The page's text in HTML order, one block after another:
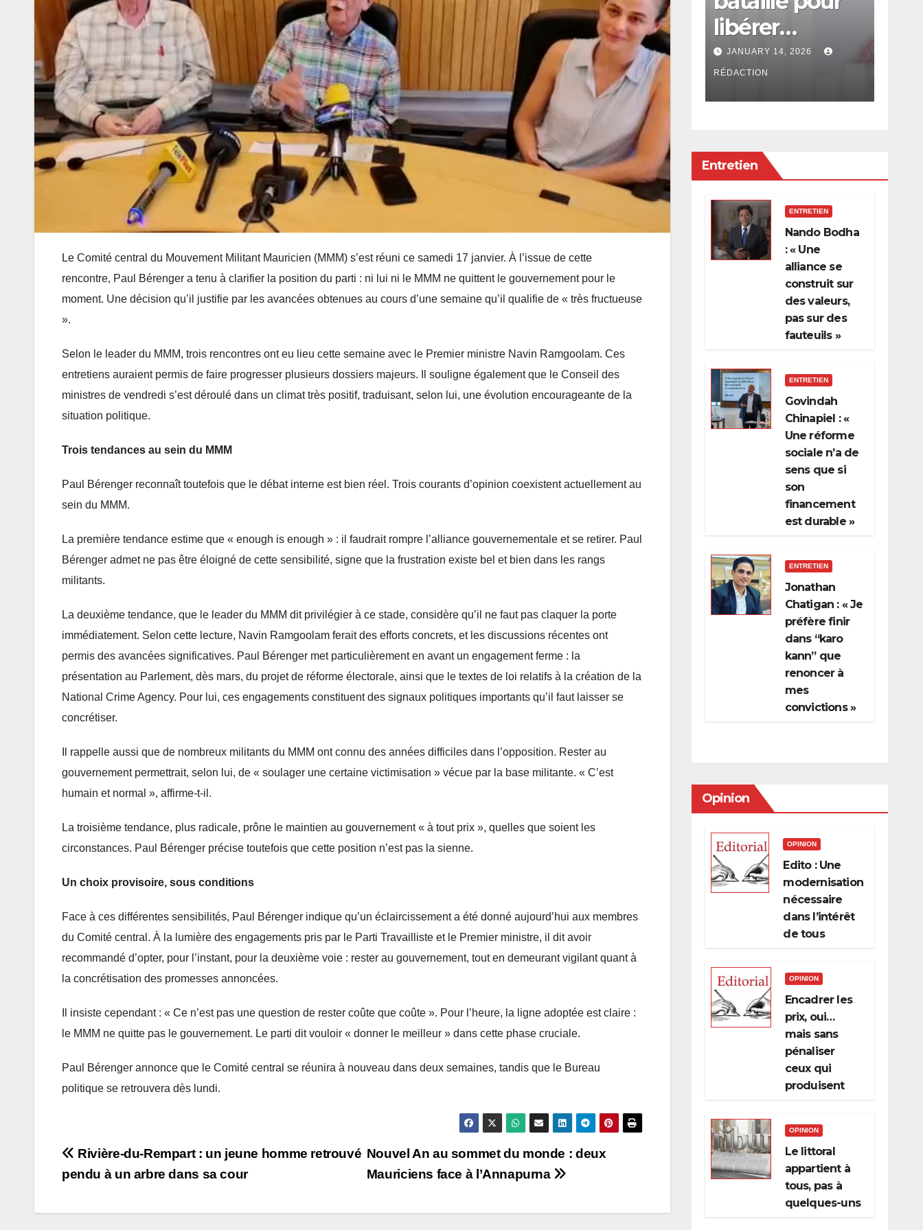
Le Comité central du Mouvement Militant Mauricien (MMM) s’est réuni ce samedi 17 janvier. À l’issue de cette
rencontre, Paul Bérenger a tenu à clarifier la position du parti : ni lui ni le MMM ne quittent le gouvernement pour le
moment. Une décision qu’il justifie par les avancées obtenues au cours d’une semaine qu’il qualifie de « très fructueuse
».
Selon le leader du MMM, trois rencontres ont eu lieu cette semaine avec le Premier ministre Navin Ramgoolam. Ces
entretiens auraient permis de faire progresser plusieurs dossiers majeurs. Il souligne également que le Conseil des
ministres de vendredi s’est déroulé dans un climat très positif, traduisant, selon lui, une évolution encourageante de la
situation politique.
Trois tendances au sein du MMM
Paul Bérenger reconnaît toutefois que le débat interne est bien réel. Trois courants d’opinion coexistent actuellement au
sein du MMM.
La première tendance estime que « enough is enough » : il faudrait rompre l’alliance gouvernementale et se retirer. Paul
Bérenger admet ne pas être éloigné de cette sensibilité, signe que la frustration existe bel et bien dans les rangs
militants.
La deuxième tendance, que le leader du MMM dit privilégier à ce stade, considère qu’il ne faut pas claquer la porte
immédiatement. Selon cette lecture, Navin Ramgoolam ferait des efforts concrets, et les discussions récentes ont
permis des avancées significatives. Paul Bérenger met particulièrement en avant un engagement ferme : la
présentation au Parlement, dès mars, du projet de réforme électorale, ainsi que le textes de loi relatifs à la création de la
National Crime Agency. Pour lui, ces engagements constituent des signaux politiques importants qu’il faut laisser se
concrétiser.
Il rappelle aussi que de nombreux militants du MMM ont connu des années difficiles dans l’opposition. Rester au
gouvernement permettrait, selon lui, de « soulager une certaine victimisation » vécue par la base militante. « C’est
humain et normal », affirme-t-il.
La troisième tendance, plus radicale, prône le maintien au gouvernement « à tout prix », quelles que soient les
circonstances. Paul Bérenger précise toutefois que cette position n’est pas la sienne.
Un choix provisoire, sous conditions
Face à ces différentes sensibilités, Paul Bérenger indique qu’un éclaircissement a été donné aujourd’hui aux membres
du Comité central. À la lumière des engagements pris par le Parti Travailliste et le Premier ministre, il dit avoir
recommandé d’opter, pour l’instant, pour la deuxième voie : rester au gouvernement, tout en demeurant vigilant quant à
la concrétisation des promesses annoncées.
Il insiste cependant : « Ce n’est pas une question de rester coûte que coûte ». Pour l’heure, la ligne adoptée est claire :
le MMM ne quitte pas le gouvernement. Le parti dit vouloir « donner le meilleur » dans cette phase cruciale.
Paul Bérenger annonce que le Comité central se réunira à nouveau dans deux semaines, tandis que le Bureau
politique se retrouvera dès lundi.
Post
navigation
Nouvel An au sommet du monde : deux
Mauriciens face à l’Annapurna
Rivière-du-Rempart : un jeune homme retrouvé
pendu à un arbre dans sa cour
l’intouchable
qui rafle des
millions en
silence
JUNE 3, 2026
RÉDACTION
entre Maurice
et le Nigeria
dans les
services
financiers
MAY 20, 2026
RÉDACTION
produits
importés : la
guerre qui
pourrait faire
grimper les
prix à Maurice
MARCH 9, 2026
RÉDACTION
nationale est
lancée
JANUARY 16, 2026
RÉDACTION
libérer
l’économie de
la
concentration,
et des
privilèges
hérités
JANUARY 14, 2026
RÉDACTION
Entretien
ENTRETIEN
Nando Bodha
: « Une
alliance se
construit sur
des valeurs,
pas sur des
fauteuils »
ENTRETIEN
Govindah
Chinapiel : «
Une réforme
sociale n’a de
sens que si
son
financement
est durable »
ENTRETIEN
Jonathan
Chatigan : « Je
préfère finir
dans “karo
kann” que
renoncer à
mes
convictions »
Opinion
OPINION
Edito : Une
modernisation
nécessaire
dans l’intérêt
de tous
OPINION
Encadrer les
prix, oui…
mais sans
pénaliser
ceux qui
produisent
OPINION
Le littoral
appartient à
tous, pas à
quelques-uns